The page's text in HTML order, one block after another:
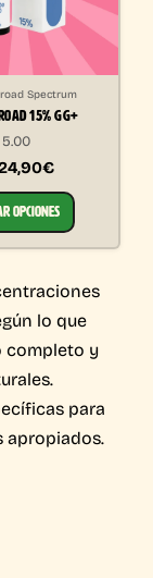
Spectrum
15% GG+
5.00
OPCIONES
lo que
completo y
para
apropiados.